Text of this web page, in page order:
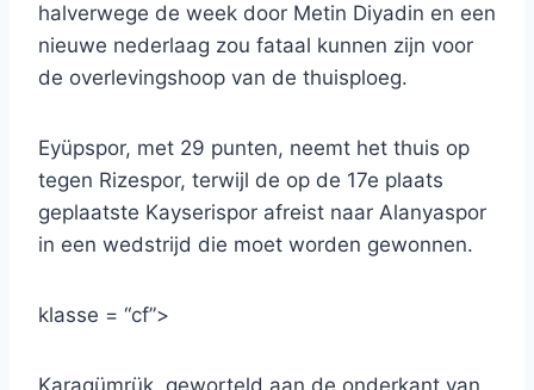
halverwege de week door Metin Diyadin en een
nieuwe nederlaag zou fataal kunnen zijn voor
de overlevingshoop van de thuisploeg.
Eyüpspor, met 29 punten, neemt het thuis op
tegen Rizespor, terwijl de op de 17e plaats
geplaatste Kayserispor afreist naar Alanyaspor
in een wedstrijd die moet worden gewonnen.
klasse = “cf”>